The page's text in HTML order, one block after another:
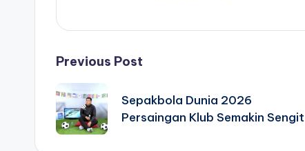
Post
navigation
Previous Post
Sepakbola Dunia 2026
Persaingan Klub Semakin Sengit